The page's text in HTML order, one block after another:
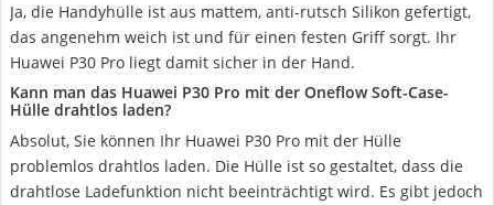
Ja, die Handyhülle ist aus mattem, anti-rutsch Silikon gefertigt,
das angenehm weich ist und für einen festen Griff sorgt. Ihr
Huawei P30 Pro liegt damit sicher in der Hand.
Kann man das Huawei P30 Pro mit der Oneflow Soft-Case-
Hülle drahtlos laden?
Absolut, Sie können Ihr Huawei P30 Pro mit der Hülle
problemlos drahtlos laden. Die Hülle ist so gestaltet, dass die
drahtlose Ladefunktion nicht beeinträchtigt wird. Es gibt jedoch